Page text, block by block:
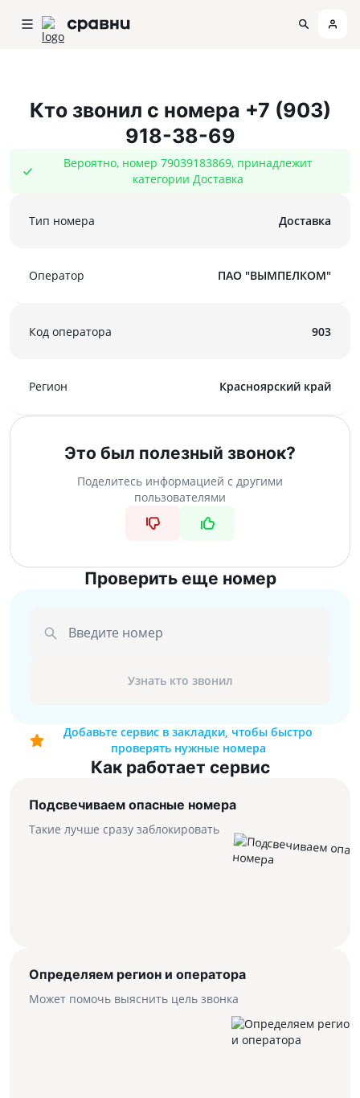
Кто звонил с номера +7 (903)
918-38-69
Вероятно, номер 79039183869, принадлежит
категории Доставка
Тип номера Доставка
Оператор ПАО "ВЫМПЕЛКОМ"
Код оператора 903
Регион Красноярский край
Это был полезный звонок?
Поделитесь информацией с другими
пользователями
Проверить еще номер
Введите номер
Узнать кто звонил
Добавьте сервис в закладки, чтобы быстро
проверять нужные номера
Как работает сервис
Подсвечиваем опасные номера
Такие лучше сразу заблокировать
Определяем регион и оператора
Может помочь выяснить цель звонка